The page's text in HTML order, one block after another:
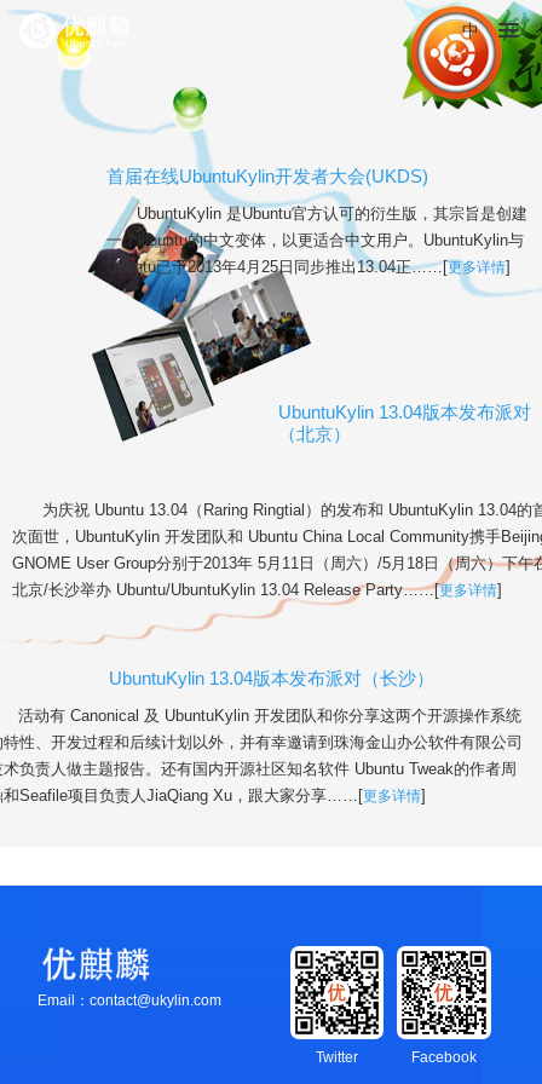
中
首届在线UbuntuKylin开发者大会(UKDS)
UbuntuKylin 是Ubuntu官方认可的衍生版，其宗旨是创建
一个Ubuntu的中文变体，以更适合中文用户。UbuntuKylin与
Ubuntu已于2013年4月25日同步推出13.04正……[更多详情
UbuntuKylin 13.04版本发布派对
（北京）
为庆祝 Ubuntu 13.04（Raring Ringtial）的发布和 UbuntuKylin 13.04的
次面世，UbuntuKylin 开发团队和 Ubuntu China Local Community携手
GNOME User Group分别于2013年 5月11日（周六）/5月18日（周六）下午
北京/长沙举办 Ubuntu/UbuntuKylin 13.04 Release Party……[更多详情
UbuntuKylin 13.04版本发布派对（长沙）
活动有 Canonical 及 UbuntuKylin 开发团队和你分享这两个开源操作系统
特性、开发过程和后续计划以外，并有幸邀请到珠海金山办公软件有限公司
术负责人做主题报告。还有国内开源社区知名软件 Ubuntu Tweak的作者周
和Seafile项目负责人JiaQiang Xu，跟大家分享……[ 更多详情
Email：contact@ukylin.com
Facebook
Twitter